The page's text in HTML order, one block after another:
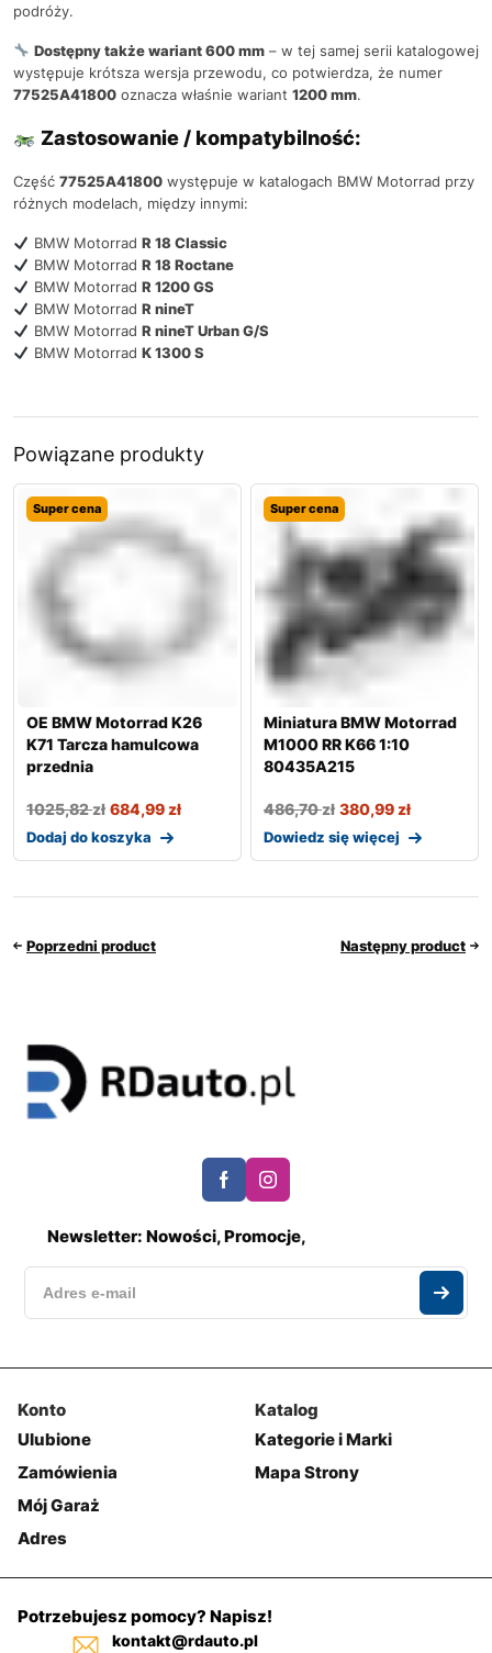
podróży.
Dostępny także wariant 600 mm– w tej samej serii katalogowej
występuje krótsza wersja przewodu, co potwierdza, że numer
77525A41800 oznacza właśnie wariant 1200 mm.
Zastosowanie / kompatybilność:
Część 77525A41800 występuje w katalogach BMW Motorrad przy
różnych modelach, między innymi:
BMW Motorrad R 18 Classic
BMW Motorrad R 18 Roctane
BMW Motorrad R 1200 GS
BMW Motorrad R nineT
BMW Motorrad R nineT Urban G/S
BMW Motorrad K 1300 S
Powiązane produkty
Super cena
OE BMW Motorrad K26
K71 Tarcza hamulcowa
przednia
1025,82zł 684,99zł
Dodaj do koszyka
Super cena
Miniatura BMW Motorrad
M1000 RR K66 1:10
80435A215
486,70zł 380,99zł
Dowiedz się więcej
Poprzedni product Następny product
Newsletter: Nowości, Promocje,
Konto
Ulubione
Zamówienia
Mój Garaż
Adres
Katalog
Kategorie i Marki
Mapa Strony
Potrzebujesz pomocy? Napisz!
kontakt@rdauto.pl